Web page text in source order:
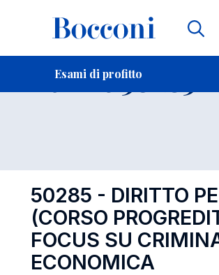
Esami di profitto
Esame 50285
50285 - DIRITTO
(CORSO
FOCUS SU
ECONOMICA